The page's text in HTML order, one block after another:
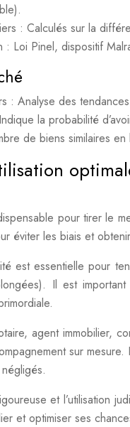
: Calculés sur la
: Loi Pinel, dispositif
: Analyse des
la probabilité
de biens similaires
pour tirer le
éviter les biais et
est essentielle pour
Il est
agent immobilier,
sur
et l’utilisation
et optimiser ses